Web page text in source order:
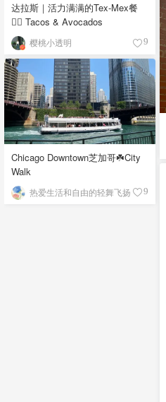
达拉斯｜活力满满的Tex-Mex餐
👉🏼 Tacos & Avocados
樱桃小透明 9
Chicago Downtown芝加哥☘️City
Walk
热爱生活和自由的轻舞飞扬 9